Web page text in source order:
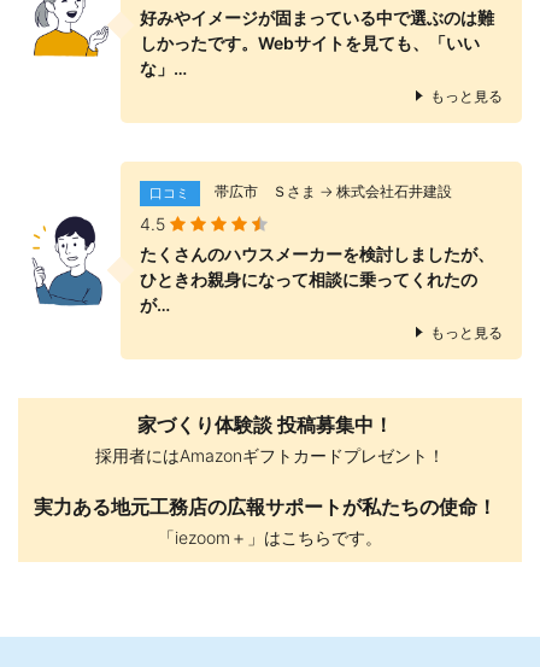
好みやイメージが固まっている中で選ぶのは難
しかったです。Webサイトを見ても、「いい
な」…
もっと見る
口コミ 帯広市 Ｓさま → 株式会社石井建設
4.5
たくさんのハウスメーカーを検討しましたが、
ひときわ親身になって相談に乗ってくれたの
が…
もっと見る
家づくり体験談 投稿募集中！
採用者にはAmazonギフトカードプレゼント！
実力ある地元工務店の広報サポートが私たちの使命！
「iezoom＋」はこちらです。